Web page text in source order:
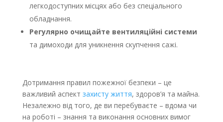
легкодоступних місцях або без спеціального
обладнання.
Регулярно очищайте вентиляційні системи
та димоходи для уникнення скупчення сажі.
Дотримання правил пожежної безпеки – це
важливий аспект захисту життя, здоров’я та майна.
Незалежно від того, де ви перебуваєте – вдома чи
на роботі – знання та виконання основних вимог